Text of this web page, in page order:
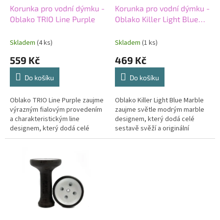
Korunka pro vodní dýmku -
Oblako TRIO Line Purple
Skladem (4 ks)
559 Kč
Do košíku
Oblako TRIO Line Purple zaujme
výrazným fialovým provedením
a charakteristickým line
designem, který dodá celé
sestavě moderní a originální
stabilní...
Korunka pro vodní dýmku -
Oblako Killer Light Blue
Skladem (1 ks)
469 Kč
Do košíku
Oblako Killer Light Blue Marble
zaujme světle modrým marble
designem, který dodá celé
sestavě svěží a originální
vzhled. Korunka typu killer